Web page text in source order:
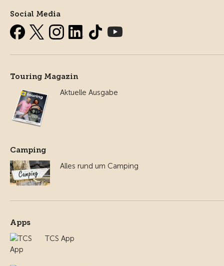
Social Media
Touring Magazin
Aktuelle Ausgabe
Camping
Alles rund um Camping
Apps
TCS App